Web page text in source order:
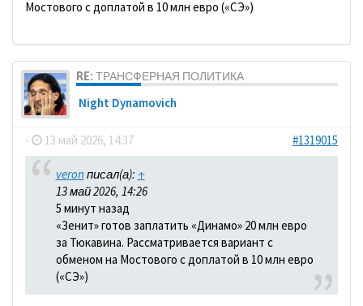
Мостового с доплатой в 10 млн евро («СЭ»)
RE: ТРАНСФЕРНАЯ ПОЛИТИКА
Night Dynamovich
- 13 май 2026, 14:37 #1319015
veron писал(а): ↑
13 май 2026, 14:26
5 минут назад
«Зенит» готов заплатить «Динамо» 20 млн евро
за Тюкавина. Рассматривается вариант с
обменом на Мостового с доплатой в 10 млн евро
(«СЭ»)